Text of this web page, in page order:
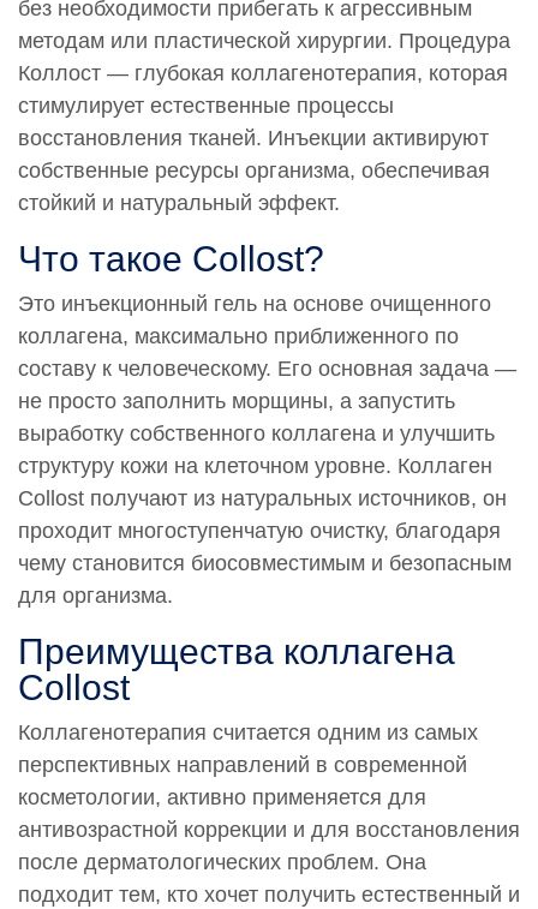
без необходимости прибегать к агрессивным
методам или пластической хирургии. Процедура
Коллост — глубокая коллагенотерапия, которая
стимулирует естественные процессы
восстановления тканей. Инъекции активируют
собственные ресурсы организма, обеспечивая
стойкий и натуральный эффект.
Что такое Collost?
Это инъекционный гель на основе очищенного
коллагена, максимально приближенного по
составу к человеческому. Его основная задача —
не просто заполнить морщины, а запустить
выработку собственного коллагена и улучшить
структуру кожи на клеточном уровне. Коллаген
Collost получают из натуральных источников, он
проходит многоступенчатую очистку, благодаря
чему становится биосовместимым и безопасным
для организма.
Преимущества коллагена
Collost
Коллагенотерапия считается одним из самых
перспективных направлений в современной
косметологии, активно применяется для
антивозрастной коррекции и для восстановления
после дерматологических проблем. Она
подходит тем, кто хочет получить естественный и